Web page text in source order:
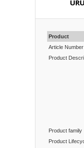
Product
Article
Product
Product family
Product